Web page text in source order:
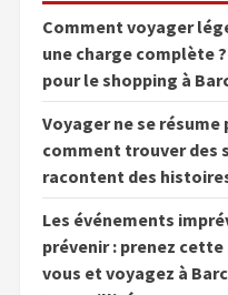
Comment voyager
une charge complète
pour le shopping à
Voyager ne se résume
comment trouver des
racontent des
Les événements
prévenir : prenez cette
vous et voyagez à